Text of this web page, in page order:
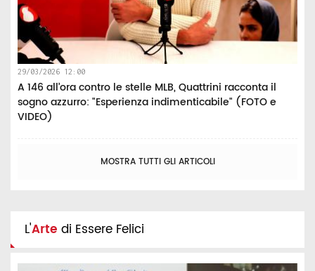
29/03/2026 12:00
A 146 all’ora contro le stelle MLB, Quattrini racconta il
sogno azzurro: "Esperienza indimenticabile" (FOTO e
VIDEO)
MOSTRA TUTTI GLI ARTICOLI
L'Arte di Essere Felici